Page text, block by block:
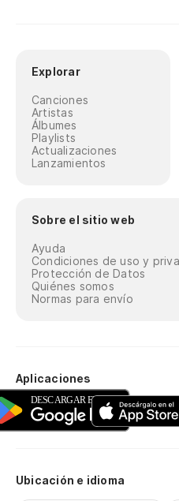
Explorar
Canciones
Artistas
Álbumes
Playlists
Actualizaciones
Lanzamientos
Sobre el sitio web
Ayuda
Condiciones de uso y
Protección de Datos
Quiénes somos
Normas para envío
Aplicaciones
Ubicación e idioma